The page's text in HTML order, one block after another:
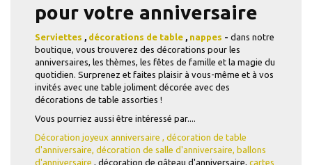
pour votre anniversaire
Serviettes , décorations de table , nappes - dans notre
boutique, vous trouverez des décorations pour les
anniversaires, les thèmes, les fêtes de famille et la magie du
quotidien. Surprenez et faites plaisir à vous-même et à vos
invités avec une table joliment décorée avec des
décorations de table assorties !
Vous pourriez aussi être intéressé par....
Décoration joyeux anniversaire , décoration de table
d'anniversaire, décoration de salle d'anniversaire, ballons
d'anniversaire , décoration de gâteau d'anniversaire, cartes